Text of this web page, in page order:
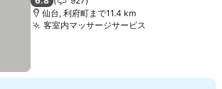
仙台, 利府町まで11.4 km
客室内マッサージサービス